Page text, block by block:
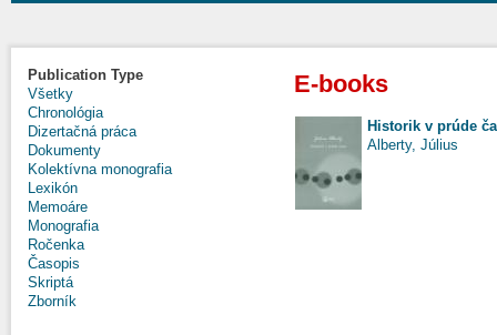
Publication Type
Všetky
Chronológia
Dizertačná práca
Dokumenty
Kolektívna monografia
Lexikón
Memoáre
Monografia
Ročenka
Časopis
Skriptá
Zborník
E-books
Historik v prúde
Alberty, Július